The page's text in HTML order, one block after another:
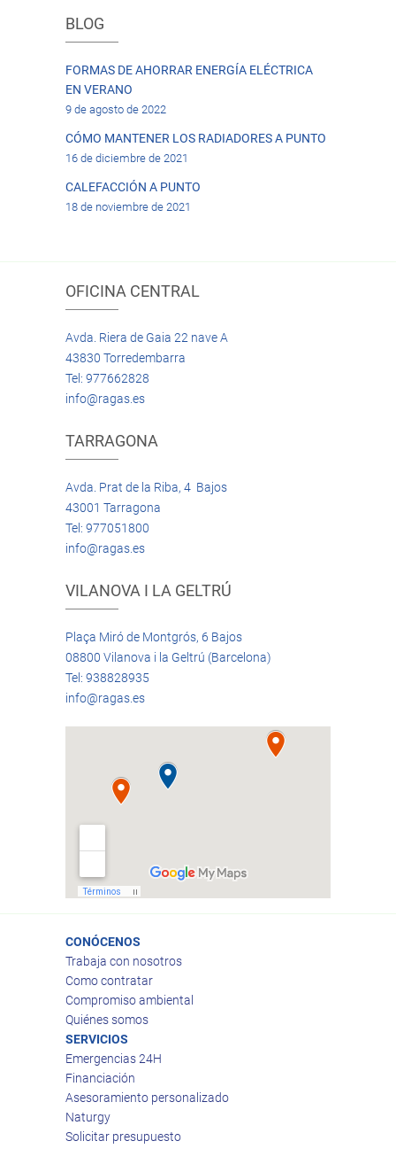
BLOG
FORMAS DE AHORRAR ENERGÍA ELÉCTRICA
EN VERANO
9 de agosto de 2022
CÓMO MANTENER LOS RADIADORES A PUNTO
16 de diciembre de 2021
CALEFACCIÓN A PUNTO
18 de noviembre de 2021
OFICINA CENTRAL
Avda. Riera de Gaia 22 nave A
43830 Torredembarra
Tel: 977662828
info@ragas.es
TARRAGONA
Avda. Prat de la Riba, 4 Bajos
43001 Tarragona
Tel: 977051800
info@ragas.es
VILANOVA I LA GELTRÚ
Plaça Miró de Montgrós, 6 Bajos
08800 Vilanova i la Geltrú (Barcelona)
Tel: 938828935
info@ragas.es
CONÓCENOS
Trabaja con nosotros
Como contratar
Compromiso ambiental
Quiénes somos
SERVICIOS
Emergencias 24H
Financiación
Asesoramiento personalizado
Naturgy
Solicitar presupuesto